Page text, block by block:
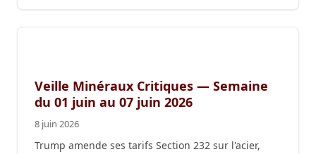
Veille Minéraux Critiques — Semaine
du 01 juin au 07 juin 2026
8 juin 2026
Trump amende ses tarifs Section 232 sur l'acier,